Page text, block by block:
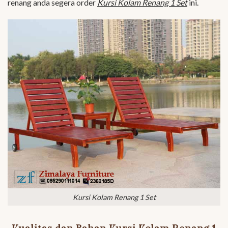
renang anda segera order Kursi Kolam Renang 1 Setini.
Kursi Kolam Renang 1 Set